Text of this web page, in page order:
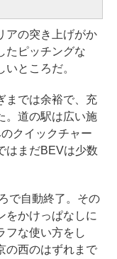
アの突き上げがか
たピッチングな
ところだ。
までは余裕で、充
。道の駅は広い施
クイックチャー
はまだBEVは少数
で自動終了。その
をかけっぱなしに
フな使い方をし
の西のはずれまで